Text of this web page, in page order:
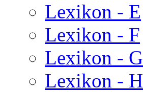
Lexikon - E
Lexikon - F
Lexikon - G
Lexikon - H